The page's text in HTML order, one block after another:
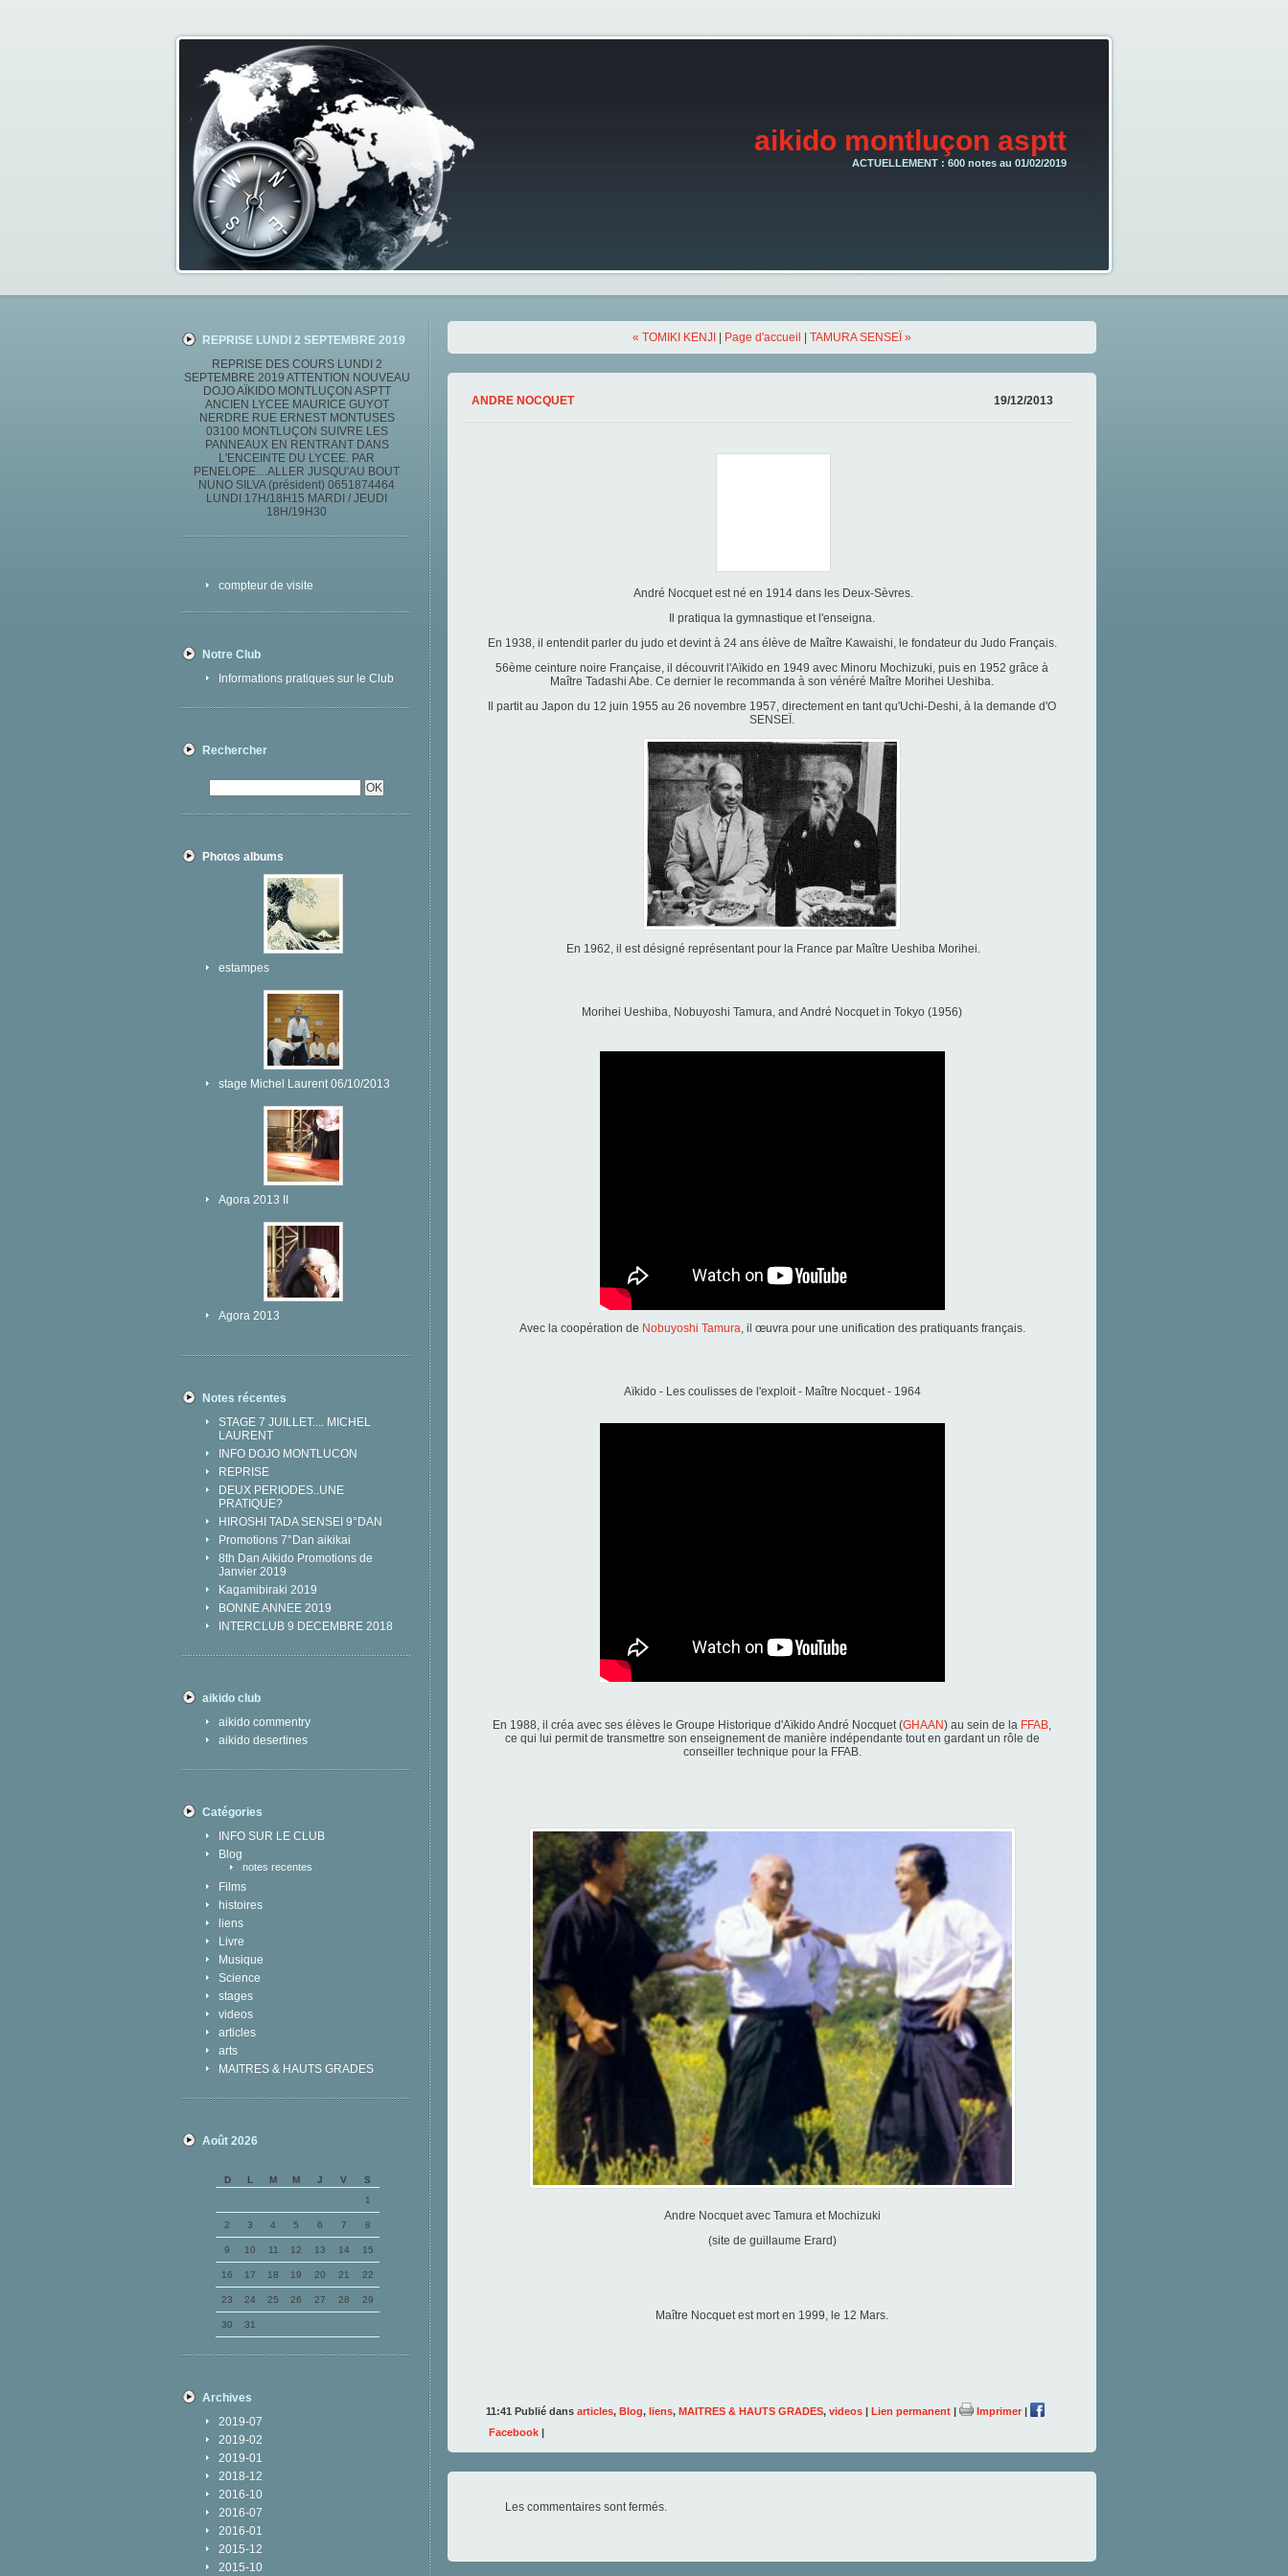
aikido montluçon asptt
ACTUELLEMENT : 600 notes au 01/02/2019
REPRISE LUNDI 2 SEPTEMBRE 2019
REPRISE DES COURS LUNDI 2
SEPTEMBRE 2019 ATTENTION NOUVEAU
DOJO AÏKIDO MONTLUÇON ASPTT
ANCIEN LYCEE MAURICE GUYOT
NERDRE RUE ERNEST MONTUSES
03100 MONTLUÇON SUIVRE LES
PANNEAUX EN RENTRANT DANS
L'ENCEINTE DU LYCEE. PAR
PENELOPE....ALLER JUSQU'AU BOUT
NUNO SILVA (président) 0651874464
LUNDI 17H/18H15 MARDI / JEUDI
18H/19H30
compteur de visite
Notre Club
Informations pratiques sur le Club
Rechercher
Photos albums
estampes
stage Michel Laurent 06/10/2013
Agora 2013 II
Agora 2013
Notes récentes
STAGE 7 JUILLET.... MICHEL
LAURENT
INFO DOJO MONTLUCON
REPRISE
DEUX PERIODES..UNE
PRATIQUE?
HIROSHI TADA SENSEI 9°DAN
Promotions 7°Dan aikikai
8th Dan Aikido Promotions de
Janvier 2019
Kagamibiraki 2019
BONNE ANNEE 2019
INTERCLUB 9 DECEMBRE 2018
aikido club
aikido commentry
aikido desertines
Catégories
INFO SUR LE CLUB
Blog
notes recentes
Films
histoires
liens
Livre
Musique
Science
stages
videos
articles
arts
MAITRES & HAUTS GRADES
Août 2026
D L M M J V
S
1
2 3 4 5 6 7 8
9 10 11 12 13 14 15
16 17 18 19 20 21 22
23 24 25 26 27 28 29
30 31
Archives
2019-07
2019-02
2019-01
2018-12
2016-10
2016-07
2016-01
2015-12
2015-10
« TOMIKI KENJI Page d'accueil TAMURA SENSEÏ »
19/12/2013
ANDRE NOCQUET
André Nocquet est né en 1914 dans les Deux-Sèvres.
Il pratiqua la gymnastique et l'enseigna.
En 1938, il entendit parler du judo et devint à 24 ans élève de Maître Kawaishi, le fondateur du Judo Français.
56ème ceinture noire Française, il découvrit l'Aïkido en 1949 avec Minoru Mochizuki, puis en 1952 grâce à
Maître Tadashi Abe. Ce dernier le recommanda à son vénéré Maître Morihei Ueshiba.
Il partit au Japon du 12 juin 1955 au 26 novembre 1957, directement en tant qu'Uchi-Deshi, à la demande d'O
SENSEÏ.
En 1962, il est désigné représentant pour la France par Maître Ueshiba Morihei.
Morihei Ueshiba, Nobuyoshi Tamura, and André Nocquet in Tokyo (1956)
Avec la coopération de Nobuyoshi Tamura, il œuvra pour une unification des pratiquants français.
Aïkido - Les coulisses de l'exploit - Maître Nocquet - 1964
En 1988, il créa avec ses élèves le Groupe Historique d'Aïkido André Nocquet (GHAAN) au sein de la FFAB,
ce qui lui permit de transmettre son enseignement de manière indépendante tout en gardant un rôle de
conseiller technique pour la FFAB.
Andre Nocquet avec Tamura et Mochizuki
(site de guillaume Erard)
Maître Nocquet est mort en 1999, le 12 Mars.
11:41 Publié dans articles, Blog, liens, MAITRES & HAUTS GRADES, videos | Lien permanent | Imprimer |
Facebook |
Les commentaires sont fermés.